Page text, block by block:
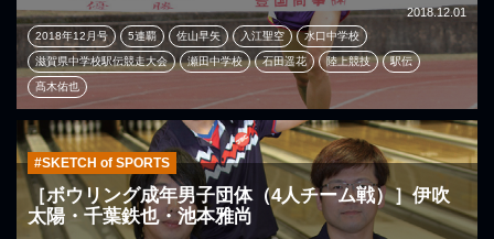
2018.12.01
2018年12月号 5連覇 佐山早矢 入江聖空 水口中学校
滋賀県中学校駅伝競走大会 瀬田中学校 石田遥花 陸上競技 駅伝
髙木佑也
#SKETCH of SPORTS
［ボウリング成年男子団体（4人チーム戦）］伊吹
太陽・千葉鉄也・池本雅尚